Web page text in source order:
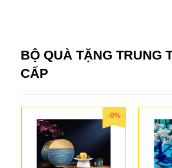
BỘ QUÀ TẶNG TRUNG
CẤP
-0%